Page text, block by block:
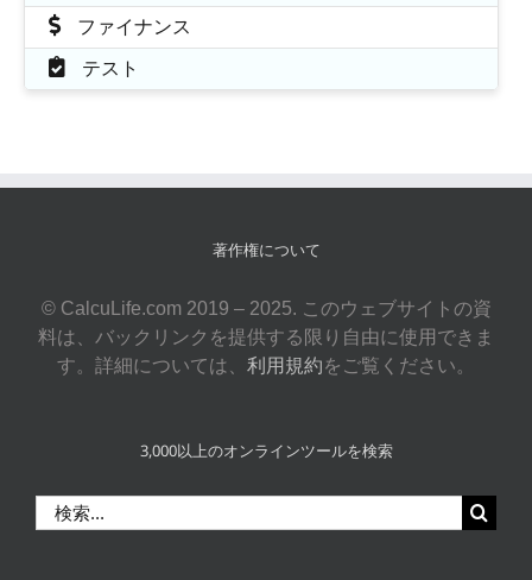
ファイナンス
テスト
著作権について
© CalcuLife.com 2019 – 2025. このウェブサイトの資
料は、バックリンクを提供する限り自由に使用できま
す。詳細については、 利用規約をご覧ください。
3,000以上のオンラインツールを検索